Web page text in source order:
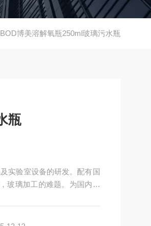
博美溶解氧瓶250ml玻璃污水瓶
瓶
实验室设备的研发。配有国
玻璃加工的难题。为国内数